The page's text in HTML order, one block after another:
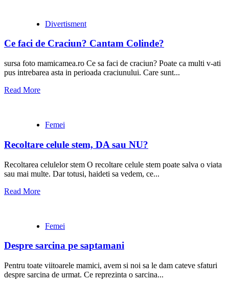
Divertisment
Ce faci de Craciun? Cantam Colinde?
sursa foto mamicamea.ro Ce sa faci de craciun? Poate ca multi v-ati
pus intrebarea asta in perioada craciunului. Care sunt...
Read More
Femei
Recoltare celule stem, DA sau NU?
Recoltarea celulelor stem O recoltare celule stem poate salva o viata
sau mai multe. Dar totusi, haideti sa vedem, ce...
Read More
Femei
Despre sarcina pe saptamani
Pentru toate viitoarele mamici, avem si noi sa le dam cateve sfaturi
despre sarcina de urmat. Ce reprezinta o sarcina...